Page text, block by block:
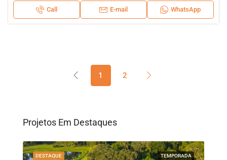
Call E-mail WhatsApp
1 2
Projetos Em Destaques
TEMPORADA
DESTAQUE